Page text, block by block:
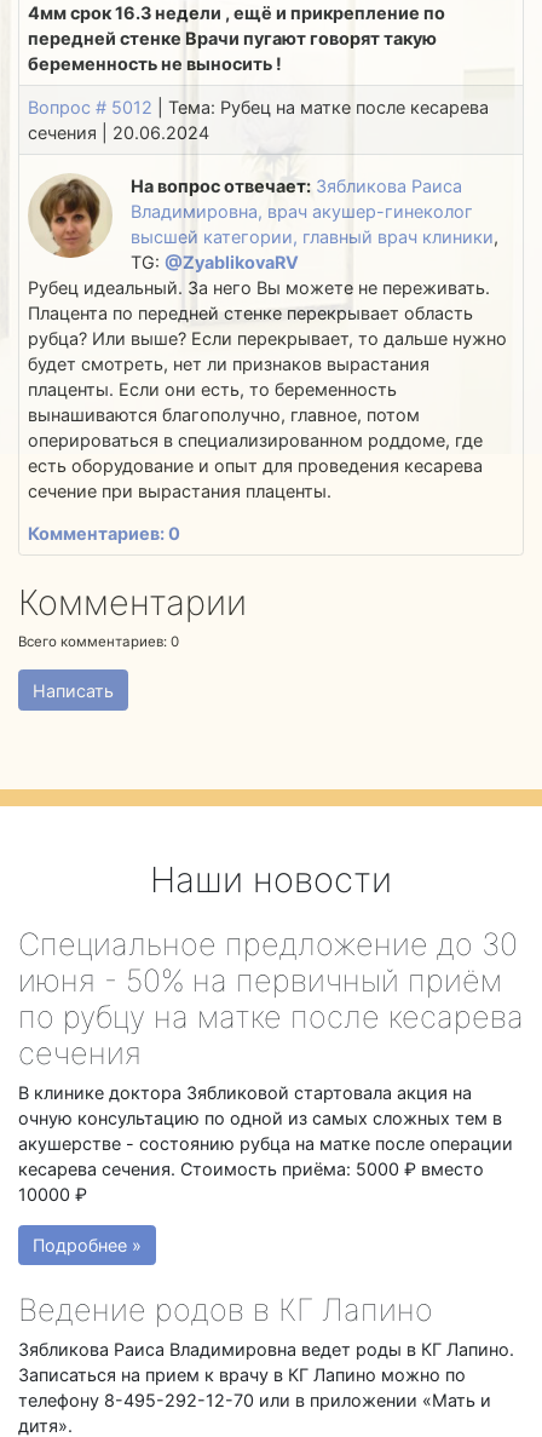
4мм срок 16.3 недели , ещё и прикрепление по
передней стенке Врачи пугают говорят такую
беременность не выносить !
Вопрос # 5012 | Тема: Рубец на матке после кесарева
сечения | 20.06.2024
На вопрос отвечает: Зябликова Раиса
Владимировна, врач акушер-гинеколог
высшей категории, главный врач клиники,
TG: @ZyablikovaRV
Рубец идеальный. За него Вы можете не переживать.
Плацента по передней стенке перекрывает область
рубца? Или выше? Если перекрывает, то дальше нужно
будет смотреть, нет ли признаков вырастания
плаценты. Если они есть, то беременность
вынашиваются благополучно, главное, потом
оперироваться в специализированном роддоме, где
есть оборудование и опыт для проведения кесарева
сечение при вырастания плаценты.
Комментариев: 0
Комментарии
Всего комментариев: 0
Написать
Наши новости
Специальное предложение до 30
июня - 50% на первичный приём
по рубцу на матке после кесарева
сечения
В клинике доктора Зябликовой стартовала акция на
очную консультацию по одной из самых сложных тем в
акушерстве - состоянию рубца на матке после операции
кесарева сечения. Стоимость приёма: 5000 ₽ вместо
10000 ₽
Подробнее »
Ведение родов в КГ Лапино
Зябликова Раиса Владимировна ведет роды в КГ Лапино.
Записаться на прием к врачу в КГ Лапино можно по
телефону 8-495-292-12-70 или в приложении «Мать и
дитя».